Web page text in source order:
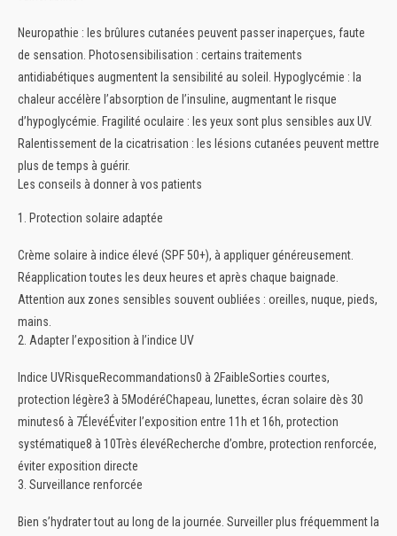
Neuropathie : les brûlures cutanées peuvent passer inaperçues, faute
de sensation. Photosensibilisation : certains traitements
antidiabétiques augmentent la sensibilité au soleil.
Hypoglycémie : la
chaleur accélère l’absorption de l’insuline, augmentant le risque
d’hypoglycémie. Fragilité oculaire : les yeux sont plus sensibles aux UV.
Ralentissement de la cicatrisation : les lésions cutanées peuvent mettre
plus de temps à guérir.
Les conseils à donner à vos patients
1. Protection solaire adaptée
Crème solaire à indice élevé (SPF 50+), à appliquer généreusement.
Réapplication toutes les deux heures et après chaque baignade.
Attention aux zones sensibles souvent oubliées : oreilles, nuque, pieds,
mains.
2. Adapter l’exposition à l’indice UV
Indice UVRisqueRecommandations0 à 2FaibleSorties courtes,
protection légère3 à 5ModéréChapeau, lunettes, écran solaire dès 30
minutes6 à 7ÉlevéÉviter l’exposition entre 11h et 16h, protection
systématique8 à 10Très élevéRecherche d’ombre, protection renforcée,
éviter exposition directe
3. Surveillance renforcée
Bien s’hydrater tout au long de la journée. Surveiller plus fréquemment la